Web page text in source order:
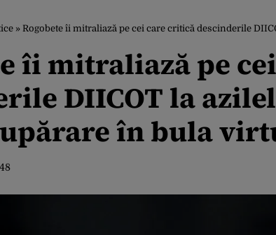
» Rogobete îi mitraliază pe cei care critică descinderile
îi mitraliază pe
DIICOT la
în bula